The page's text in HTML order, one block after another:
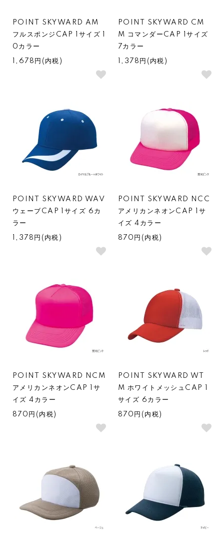
POINT SKYWARD AM
フルスポンジCAP 1サイズ 1
0カラー
1,678円(内税)
POINT SKYWARD CM
M コマンダーCAP 1サイズ
7カラー
1,378円(内税)
POINT SKYWARD WAV
ウェーブCAP 1サイズ 6カ
ラー
1,378円(内税)
POINT SKYWARD NCC
アメリカンネオンCAP 1サ
イズ 4カラー
870円(内税)
POINT SKYWARD NCM
アメリカンネオンCAP 1サ
イズ 4カラー
870円(内税)
POINT SKYWARD WT
M ホワイトメッシュCAP 1
サイズ 6カラー
870円(内税)